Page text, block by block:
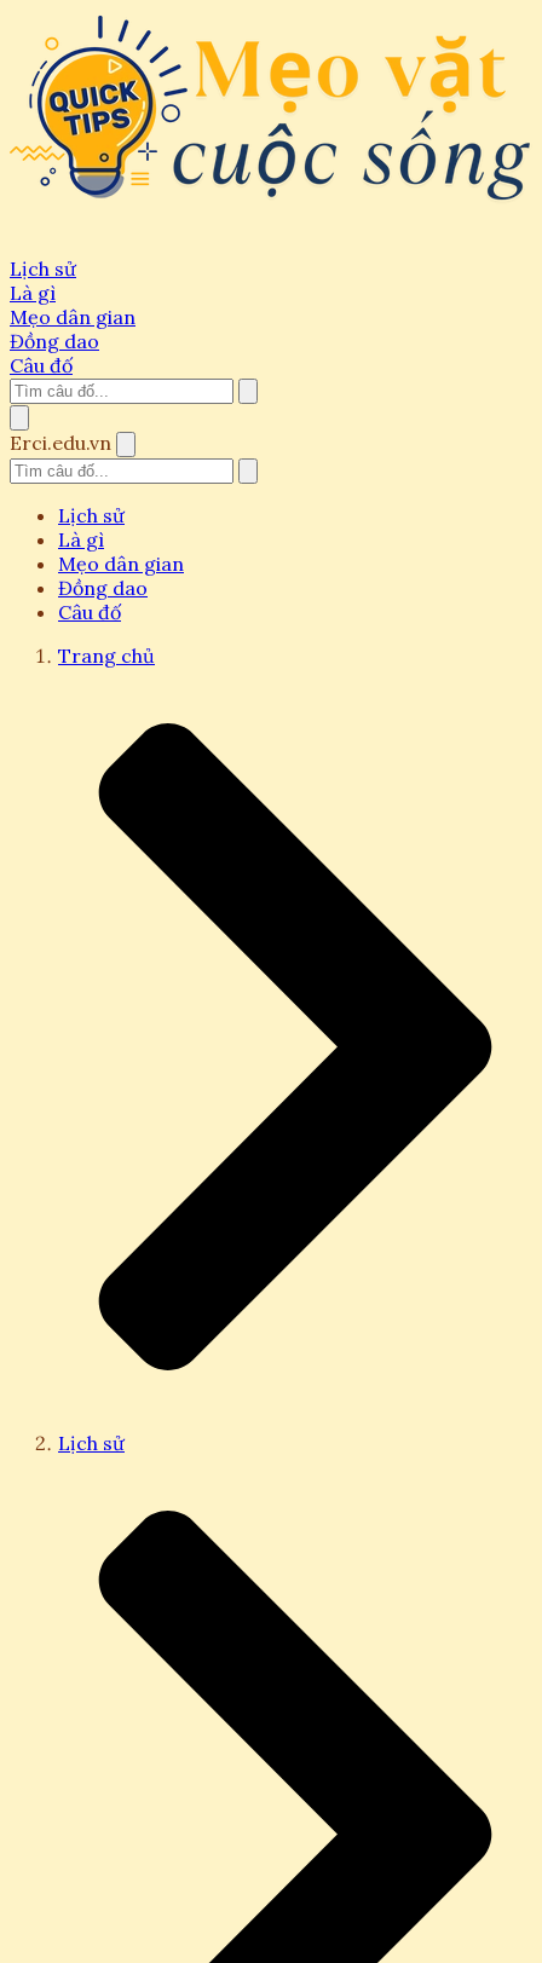
Lịch sử
Là gì
Mẹo dân gian
Đồng dao
Câu đố
Erci.edu.vn
Lịch sử
Là gì
Mẹo dân gian
Đồng dao
Câu đố
Trang chủ
Lịch sử